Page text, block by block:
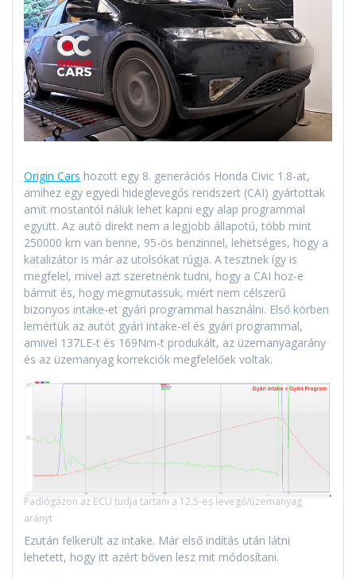
Origin Cars hozott egy 8. generációs Honda Civic 1.8-at,
amihez egy egyedi hideglevegős rendszert (CAI) gyártottak
amit mostantól náluk lehet kapni egy alap programmal
együtt. Az autó direkt nem a legjobb állapotú, több mint
250000 km van benne, 95-ös benzinnel, lehetséges, hogy a
katalizátor is már az utolsókat rúgja. A tesztnek így is
megfelel, mivel azt szeretnénk tudni, hogy a CAI hoz-e
bármit és, hogy megmutassuk, miért nem célszerű
bizonyos intake-et gyári programmal használni. Első körben
lemértük az autót gyári intake-el és gyári programmal,
amivel 137LE-t és 169Nm-t produkált, az üzemanyagarány
és az üzemanyag korrekciók megfelelőek voltak.
Padlógázon az ECU tudja tartani a 12.5-es levegő/üzemanyag
arányt
Ezután felkerült az intake. Már első indítás után látni
lehetett, hogy itt azért bőven lesz mit módosítani.